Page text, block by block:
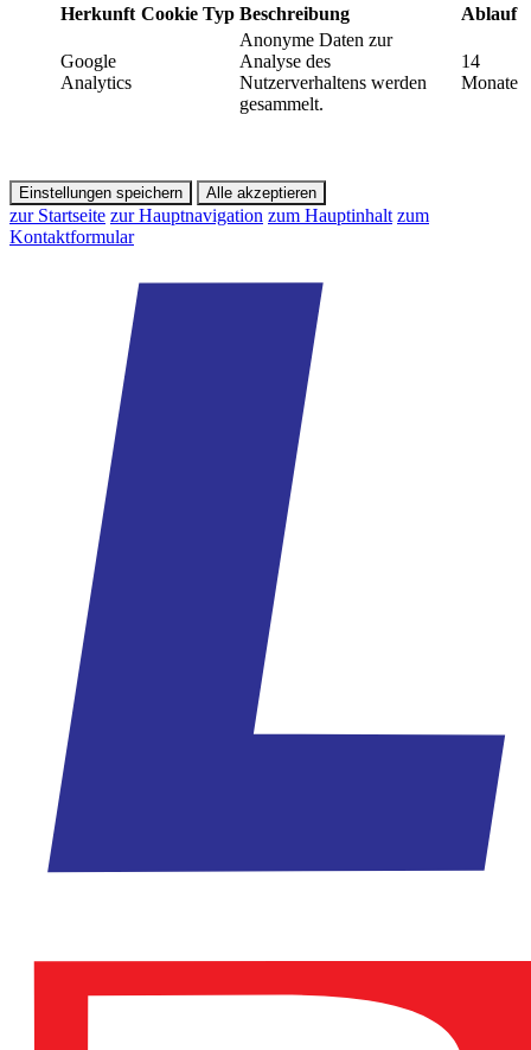
Herkunft Cookie Typ Beschreibung Ablauf
Google
Analytics
Anonyme Daten zur
Analyse des
Nutzerverhaltens werden
gesammelt.
14
Monate
Einstellungen speichern Alle akzeptieren
zur Startseite zur Hauptnavigation zum Hauptinhalt zum
Kontaktformular